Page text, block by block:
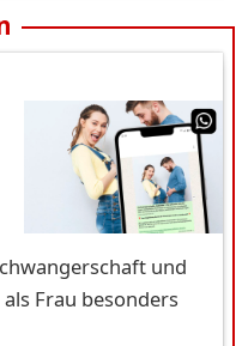
und
Frau besonders